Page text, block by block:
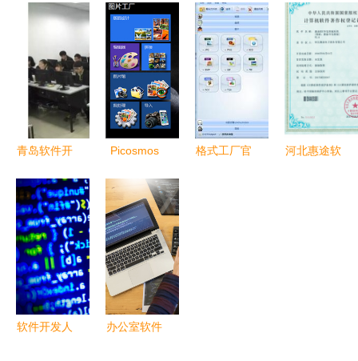
喜欢将自己
盘？——计
算机软件开
发的视角
件获国家版
权局著作权
登记证书
台式机 以
高性能矩阵
重塑智慧办
公新格局
机软件开发
的协同演进
青岛软件开
JAVA工程
师培训就业
对口，助力
计算机软件
开发领域
Picosmos
片工厂）最
新官方电脑
版v2.3.0.0
功能与开发
分析
格式工厂官
河北惠途软
软件开发人
办公室软件